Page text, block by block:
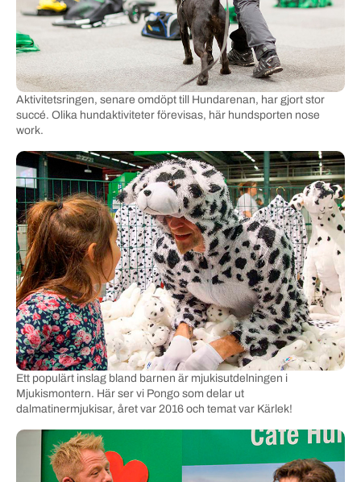
Aktivitetsringen, senare omdöpt till Hundarenan, har gjort stor
succé. Olika hundaktiviteter förevisas, här hundsporten nose
work.
Ett populärt inslag bland barnen är mjukisutdelningen i
Mjukismontern. Här ser vi Pongo som delar ut
dalmatinermjukisar, året var 2016 och temat var Kärlek!